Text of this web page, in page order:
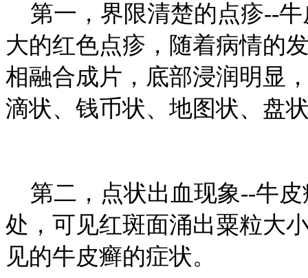
第一，界限清楚的点疹--牛
大的红色点疹，随着病情的
相融合成片，底部浸润明显
滴状、钱币状、地图状、盘
第二，点状出血现象--牛
处，可见红斑面涌出粟粒大
见的牛皮癣的症状。